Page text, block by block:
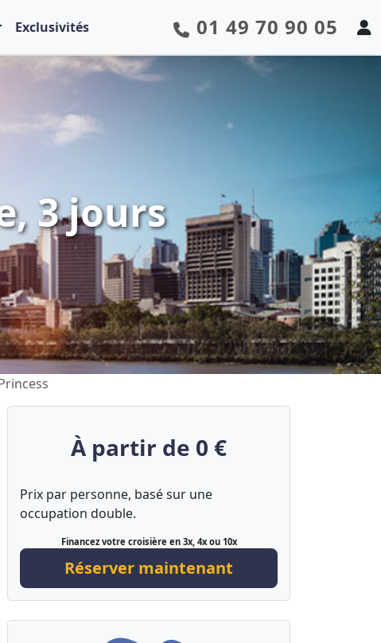
Exclusivités 01 49 70 90 05
3 jours
À partir de 0 €
Prix par personne, basé sur une
occupation double.
Financez votre croisière en 3x, 4x ou 10x
Réserver maintenant